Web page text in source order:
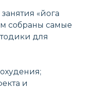
«йога
собраны самые
для
и